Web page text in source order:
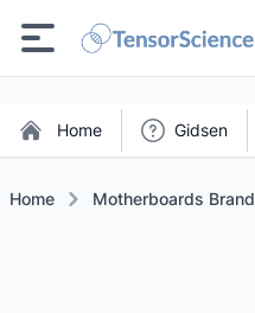
Home Gidsen
Home Motherboards Brand